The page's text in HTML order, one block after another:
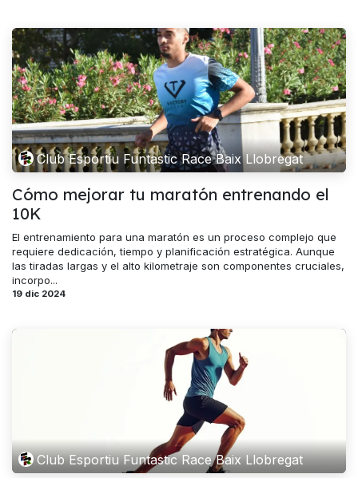
Club Esportiu Funtastic Race Baix Llobregat
Cómo mejorar tu maratón entrenando el
10K
El entrenamiento para una maratón es un proceso complejo que
requiere dedicación, tiempo y planificación estratégica. Aunque
las tiradas largas y el alto kilometraje son componentes cruciales,
incorpo...
19 dic 2024
Club Esportiu Funtastic Race Baix Llobregat